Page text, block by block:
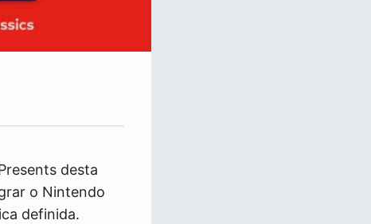
desta
o Nintendo
definida.